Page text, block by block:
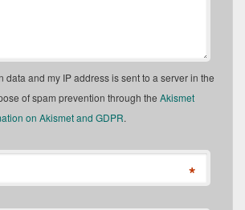
data and my IP address is sent to a server in the
of spam prevention through the Akismet
on Akismet and GDPR.
*